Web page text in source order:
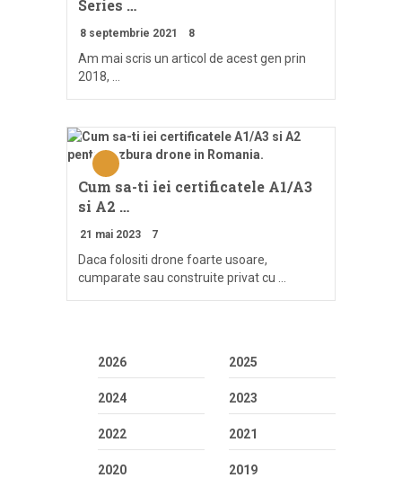
Series …
8 septembrie 2021 8
Am mai scris un articol de acest gen prin
2018, …
Cum sa-ti iei certificatele A1/A3
si A2 …
21 mai 2023 7
Daca folositi drone foarte usoare,
cumparate sau construite privat cu …
2026 2025
2024 2023
2022 2021
2020 2019